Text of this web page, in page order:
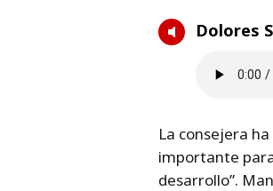
Dolores
La consejera
importante
desarrollo”.